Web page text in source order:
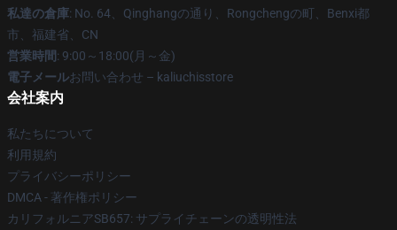
私達の倉庫: No. 64、Qinghangの通り、Rongchengの町、Benxi都
市、福建省、CN
営業時間: 9:00～18:00(月～金)
電子メールお問い合わせ – kaliuchisstore
会社案内
私たちについて
利用規約
プライバシーポリシー
DMCA - 著作権ポリシー
カリフォルニアSB657: サプライチェーンの透明性法